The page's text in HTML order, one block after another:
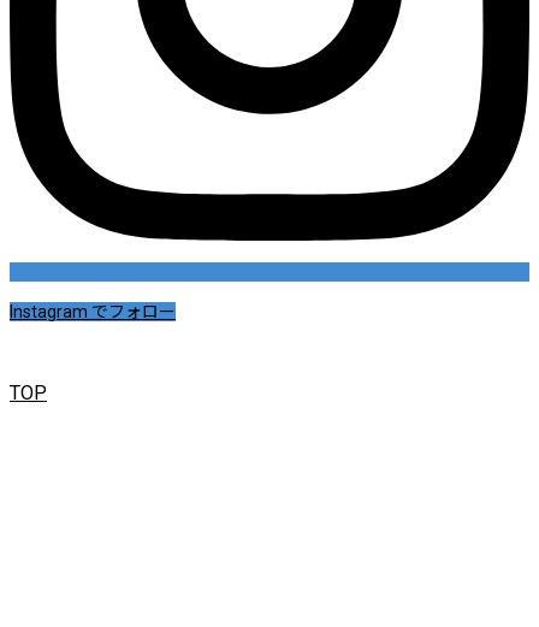
Instagram でフォロー
TOP